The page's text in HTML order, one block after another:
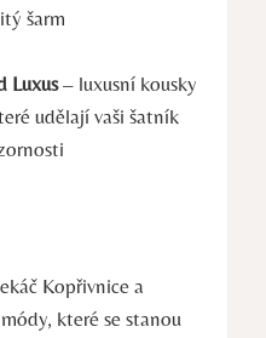
šarm
Luxus– luxusní kousky
udělají vaši šatník
Kopřivnice a
které se stanou